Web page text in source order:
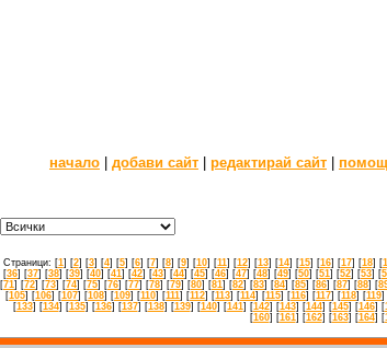
начало добави сайт редактирай сайт помощ
Страници: [1] [2] [3] [4] [5] [6] [7] [8] [9] [10] [11] [12] [13] [14] [15] [16] [17] [18] [
[36] [37] [38] [39] [40] [41] [42] [43] [44] [45] [46] [47] [48] [49] [50] [51] [52] [53] [
[71] [72] [73] [74] [75] [76] [77] [78] [79] [80] [81] [82] [83] [84] [85] [86] [87] [88] [
[105] [106] [107] [108] [109] [110] [111] [112] [113] [114] [115] [116] [117] [118] [119]
[133] [134] [135] [136] [137] [138] [139] [140] [141] [142] [143] [144] [145] [146] [
[160] [161] [162] [163] [164] [